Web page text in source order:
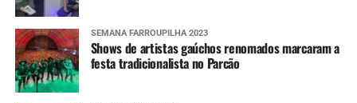
SEMANA FARROUPILHA 2023
Shows de artistas gaúchos renomados marcaram a
festa tradicionalista no Parcão